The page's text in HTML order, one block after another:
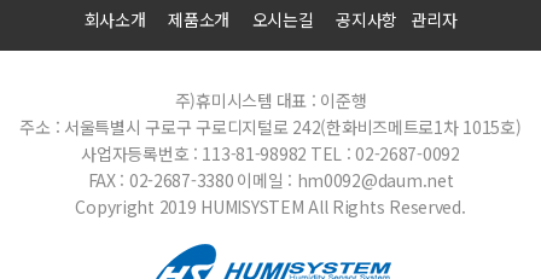
회사소개 제품소개 오시는길 공지사항 관리자
주)휴미시스템 대표 : 이준행
주소 : 서울특별시 구로구 구로디지털로 242(한화비즈메트로1차 1015호)
사업자등록번호 : 113-81-98982 TEL : 02-2687-0092
FAX : 02-2687-3380 이메일 : hm0092@daum.net
Copyright 2019 HUMISYSTEM All Rights Reserved.